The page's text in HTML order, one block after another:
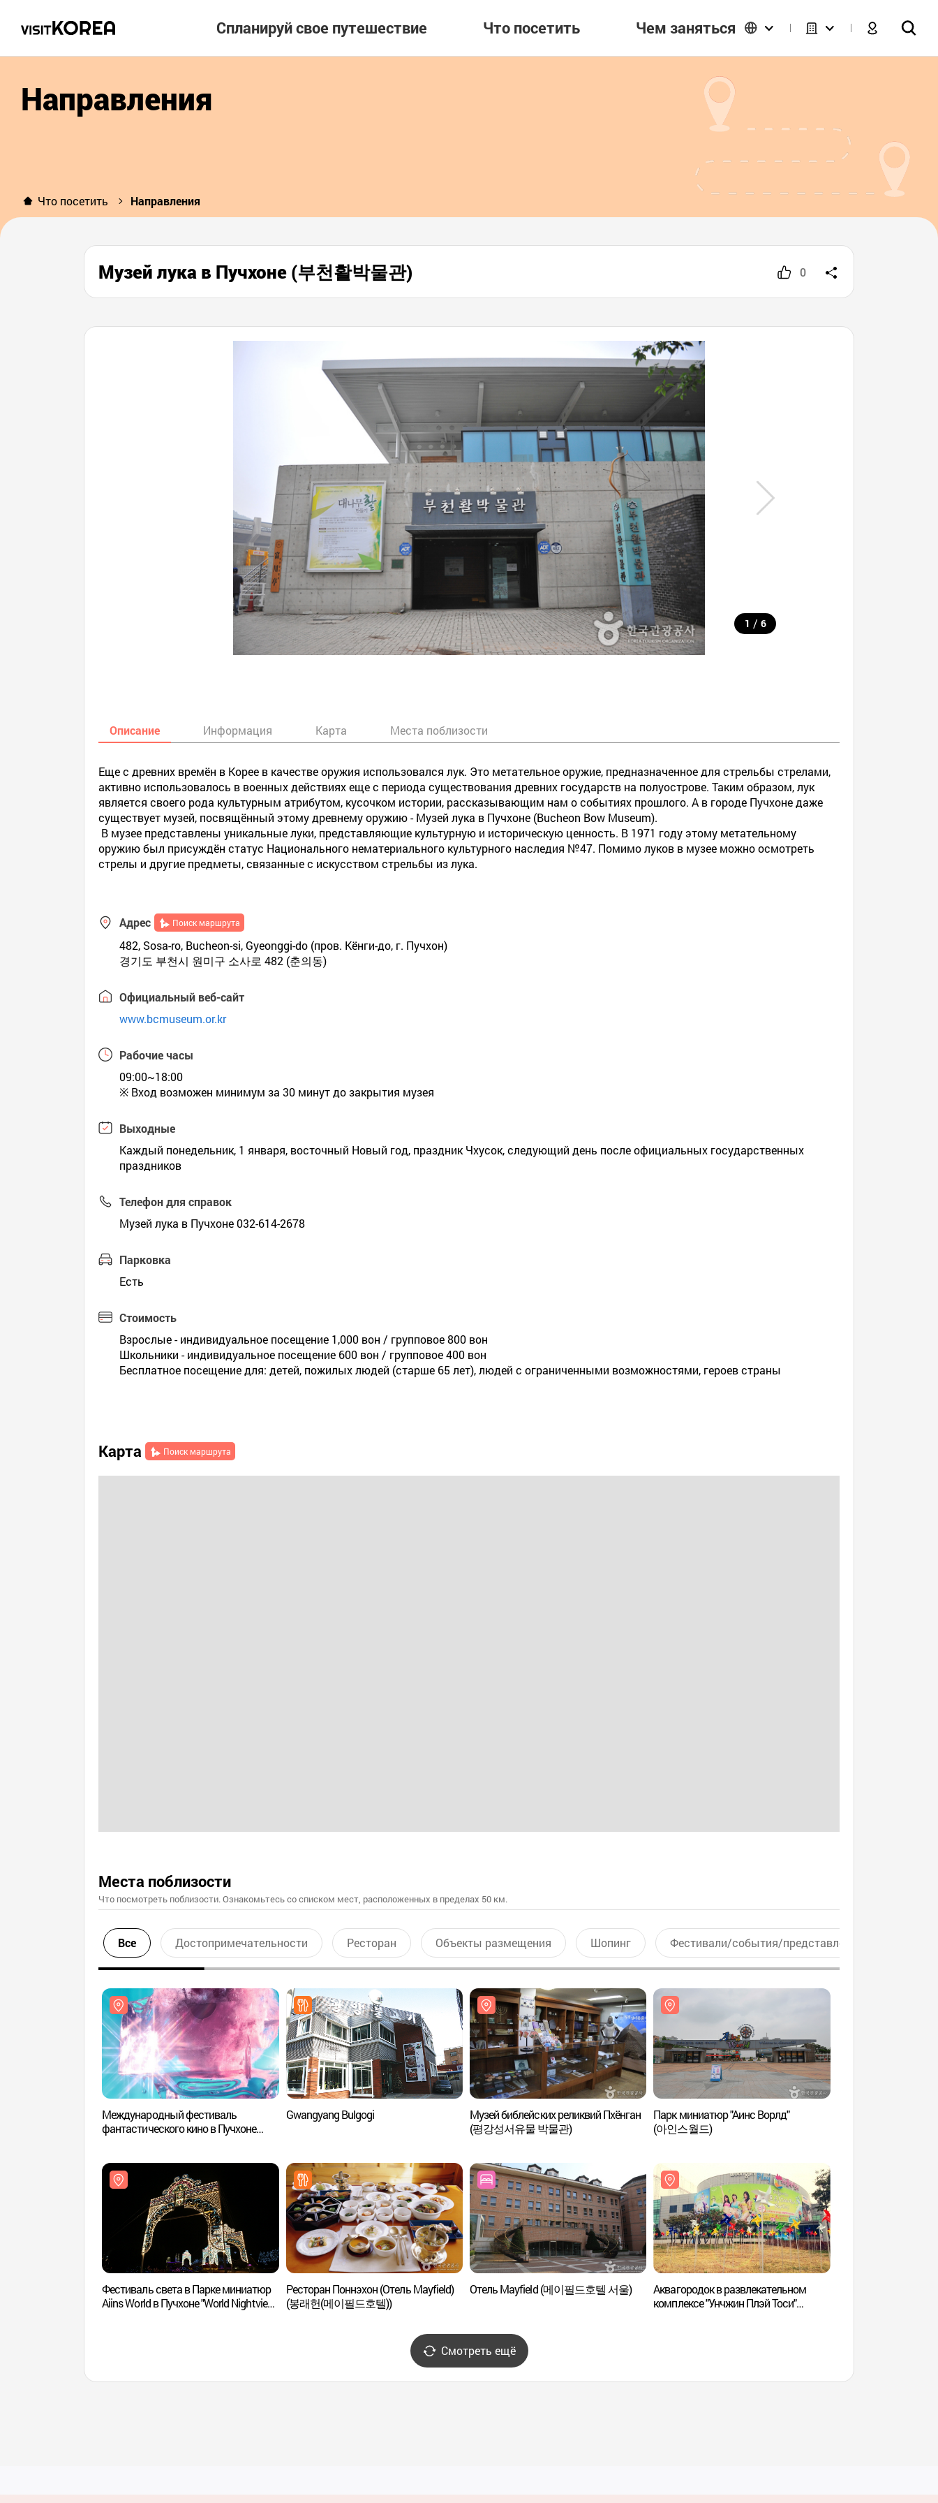
Спланируй свое путешествие Что посетить Чем заняться
Направления
Что посетить Направления
Музей лука в Пучхоне (부천활박물관) 0
1 / 6
Описание Информация Карта Места поблизости
Еще с древних времён в Корее в качестве оружия использовался лук. Это метательное оружие, предназначенное для стрельбы стрелами,
активно использовалось в военных действиях еще с периода существования древних государств на полуострове. Таким образом, лук
является своего рода культурным атрибутом, кусочком истории, рассказывающим нам о событиях прошлого. А в городе Пучхоне даже
существует музей, посвящённый этому древнему оружию - Музей лука в Пучхоне (Bucheon Bow Museum).
В музее представлены уникальные луки, представляющие культурную и историческую ценность. В 1971 году этому метательному
оружию был присуждён статус Национального нематериального культурного наследия №47. Помимо луков в музее можно осмотреть
стрелы и другие предметы, связанные с искусством стрельбы из лука.
Адрес Поиск маршрута
482, Sosa-ro, Bucheon-si, Gyeonggi-do (пров. Кёнги-до, г. Пучхон)
경기도 부천시 원미구 소사로 482 (춘의동)
Официальный веб-сайт
www.bcmuseum.or.kr
Рабочие часы
09:00~18:00
※ Вход возможен минимум за 30 минут до закрытия музея
Выходные
Каждый понедельник, 1 января, восточный Новый год, праздник Чхусок, следующий день после официальных государственных
праздников
Телефон для справок
Музей лука в Пучхоне 032-614-2678
Парковка
Есть
Стоимость
Взрослые - индивидуальное посещение 1,000 вон / групповое 800 вон
Школьники - индивидуальное посещение 600 вон / групповое 400 вон
Бесплатное посещение для: детей, пожилых людей (старше 65 лет), людей с ограниченными возможностями, героев страны
Карта Поиск маршрута
Места поблизости
Что посмотреть поблизости. Ознакомьтесь со списком мест, расположенных в пределах 50 км.
Все Достопримечательности Ресторан Объекты размещения Шопинг Фестивали/события/представления
Международный фестиваль
фантастического кино в Пучхоне
Gwangyang Bulgogi
Музей библейских реликвий Пхёнган
(평강성서유물 박물관)
Парк миниатюр "Аинс Ворлд"
(아인스월드)
Фестиваль света в Парке миниатюр
Aiins World в Пучхоне "World Nightview
Ресторан Поннэхон (Отель Mayfield)
(봉래헌(메이필드호텔))
Отель Mayfield (메이필드호텔 서울)
Аквагородок в развлекательном
комплексе "Унчжин Плэй Тоси"
Смотреть ещё